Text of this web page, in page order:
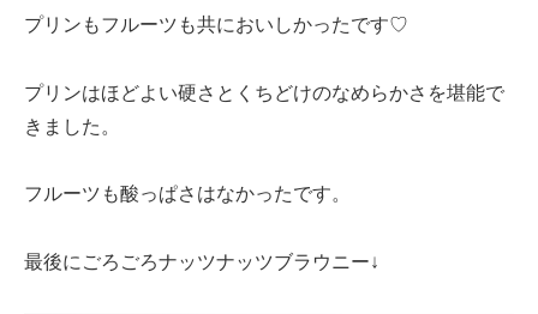
プリンもフルーツも共においしかったです♡
プリンはほどよい硬さとくちどけのなめらかさを堪能で
きました。
フルーツも酸っぱさはなかったです。
最後にごろごろナッツナッツブラウニー↓